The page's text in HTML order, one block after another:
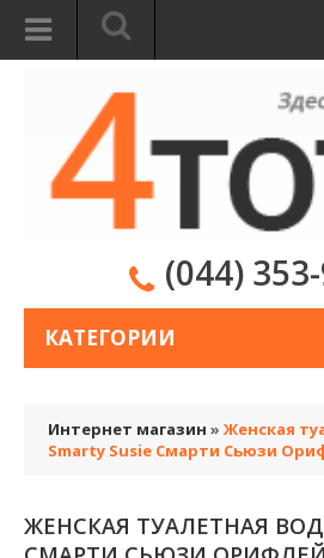
(044)
КАТЕГОРИИ
Интернет магазин » Женская
Smarty Susie Смарти Сьюзи
ЖЕНСКАЯ ТУАЛЕТНАЯ ВОДА